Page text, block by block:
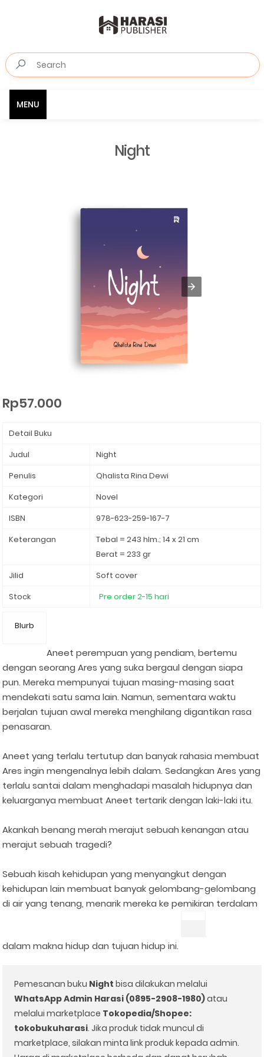
MENU
Night
Rp57.000
Detail Buku
Judul
Night
Penulis
Qhalista Rina Dewi
Kategori
Novel
ISBN
978-623-259-167-7
Keterangan
Tebal = 243 hlm.; 14 x 21 cm
Berat = 233 gr
Jilid
Soft cover
Stock
Pre order 2-15 hari
Blurb
Aneet perempuan yang pendiam, bertemu
dengan seorang Ares yang suka bergaul dengan siapa
pun. Mereka mempunyai tujuan masing-masing saat
mendekati satu sama lain. Namun, sementara waktu
berjalan tujuan awal mereka menghilang digantikan rasa
penasaran.
Aneet yang terlalu tertutup dan banyak rahasia membuat
Ares ingin mengenalnya lebih dalam. Sedangkan Ares yang
terlalu santai dalam menghadapi masalah hidupnya dan
keluarganya membuat Aneet tertarik dengan laki-laki itu.
Akankah benang merah merajut sebuah kenangan atau
merajut sebuah tragedi?
Sebuah kisah kehidupan yang menyangkut dengan
kehidupan lain membuat banyak gelombang-gelombang
di air yang tenang, menarik mereka ke pemikiran terdalam
dalam makna hidup dan tujuan hidup ini.
Pemesanan buku Night bisa dilakukan melalui
WhatsApp Admin Harasi (0895-2908-1980)atau
melalui marketplace Tokopedia/Shopee:
tokobukuharasi. Jika produk tidak muncul di
marketplace, silakan minta link produk kepada admin.